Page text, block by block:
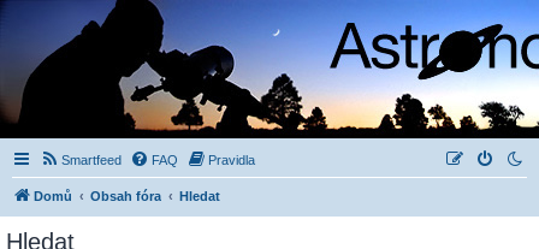
Smartfeed FAQ Pravidla
Domů Obsah fóra Hledat
Hledat